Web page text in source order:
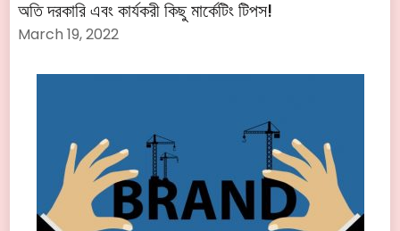
অতি দরকারি এবং কার্যকরী কিছু মার্কেটিং টিপস!
March 19, 2022